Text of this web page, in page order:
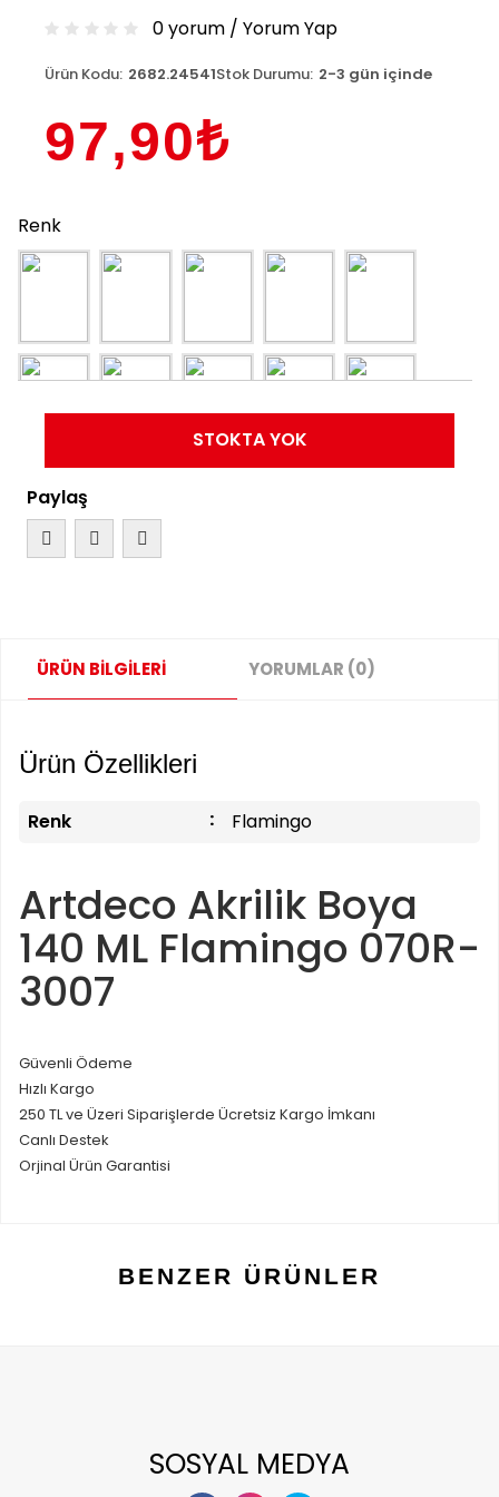
0 yorum/ Yorum Yap
Ürün Kodu: 2682.24541Stok Durumu: 2-3 gün içinde
97,90₺
Renk
STOKTA YOK
Paylaş
ÜRÜN BİLGİLERİ YORUMLAR (0)
Ürün Özellikleri
Renk Flamingo
Artdeco Akrilik Boya
140 ML Flamingo 070R-
3007
Güvenli Ödeme
Hızlı Kargo
250 TL ve Üzeri Siparişlerde Ücretsiz Kargo İmkanı
Canlı Destek
Orjinal Ürün Garantisi
BENZER ÜRÜNLER
SOSYAL MEDYA